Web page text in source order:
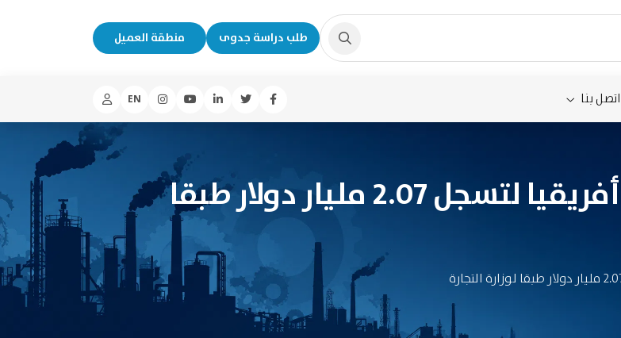
طلب دراسة جدوى منطقة العميل
اتصل بنا EN
10% زيادة فى الصادرات إلى أفريقيا لتسجل 2.07 مليار دولار طبقا